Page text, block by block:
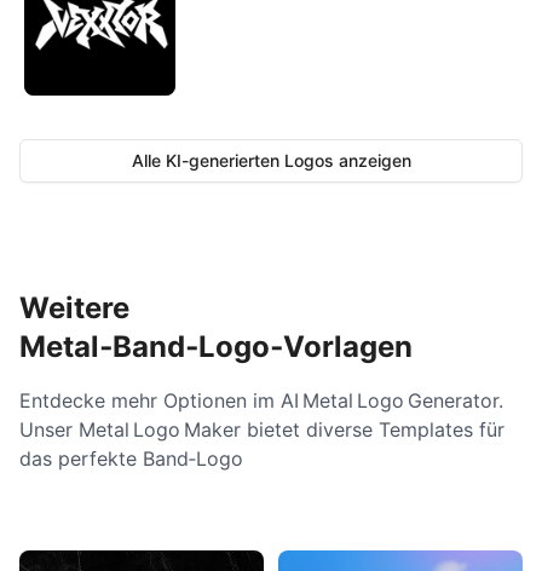
Alle KI-generierten Logos anzeigen
Weitere
Metal‑Band‑Logo‑Vorlagen
Entdecke mehr Optionen im AI Metal Logo Generator.
Unser Metal Logo Maker bietet diverse Templates für
das perfekte Band‑Logo